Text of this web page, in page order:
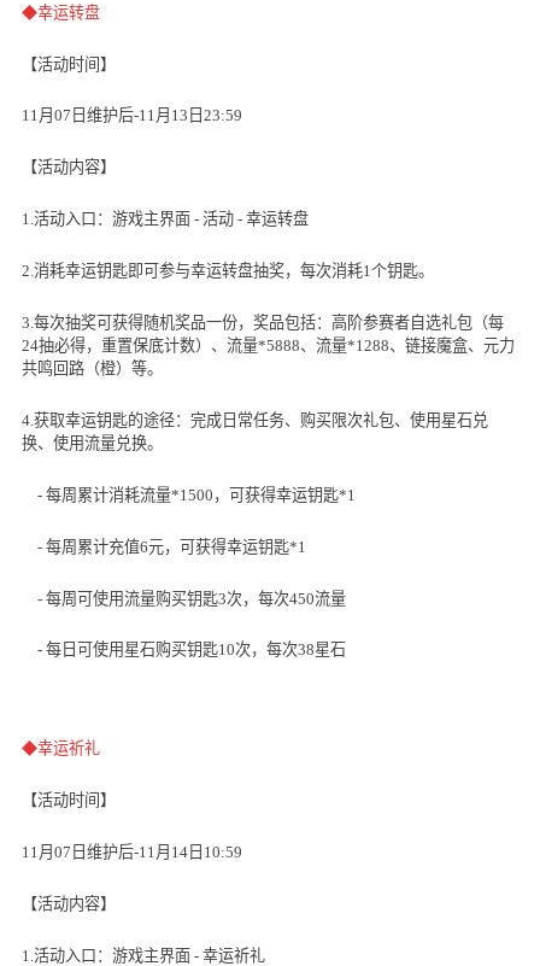
◆幸运转盘
【活动时间】
11月 07 日维护后-11月 13 日 23:59
【活动内容】
1.活动入口：游戏主界面 - 活动- 幸运转盘
2.消耗幸运钥匙即可参与幸运转盘抽奖，每次消耗1个钥匙。
3.每次抽奖可获得随机奖品一份，奖品包括：高阶参赛者自选礼包（每
24抽必得，重置保底计数）、流量*5888、流量*1288、链接魔盒、元力
共鸣回路（橙）等。
4.获取幸运钥匙的途径：完成日常任务、购买限次礼包、使用星石兑
换、使用流量兑换。
- 每周累计消耗流量*1500 ，可获得幸运钥匙*1
- 每周累计充值6元，可获得幸运钥匙*1
- 每周可使用流量购买钥匙3次，每次450流量
- 每日可使用星石购买钥匙10次，每次38星石
◆幸运祈礼
【活动时间】
11月 07 日维护后-11月 14日 10:59
【活动内容】
1.活动入口：游戏主界面 - 幸运祈礼